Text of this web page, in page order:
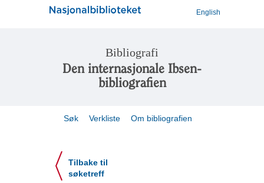
English
Bibliografi
Den internasjonale Ibsen-
bibliografien
Søk Verkliste Om bibliografien
Tilbake til
søketreff